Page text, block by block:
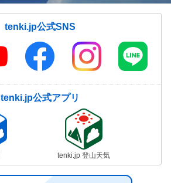
tenki.jp公式SNS
tenki.jp公式アプリ
tenki.jp 登山天気